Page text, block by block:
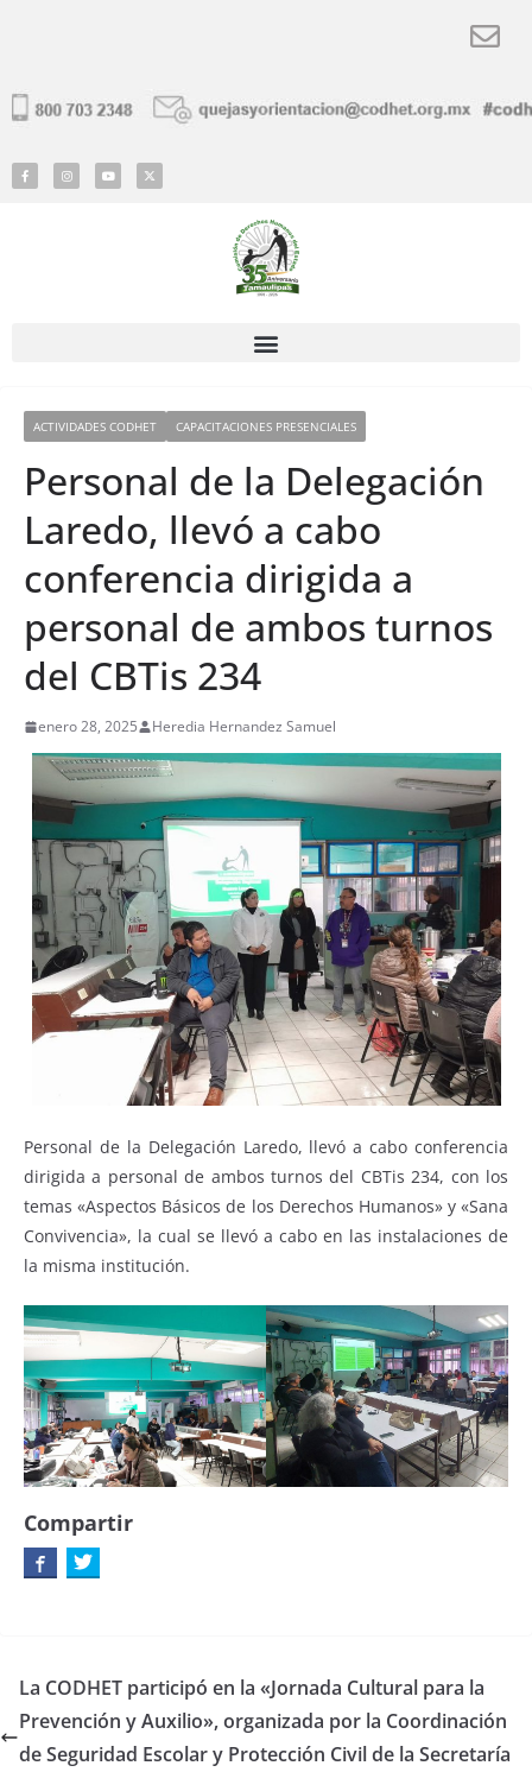
ACTIVIDADES CODHET CAPACITACIONES PRESENCIALES
Personal de la Delegación
Laredo, llevó a cabo
conferencia dirigida a
personal de ambos turnos
del CBTis 234
enero 28, 2025 Heredia Hernandez Samuel
Personal de la Delegación Laredo, llevó a cabo conferencia
dirigida a personal de ambos turnos del CBTis 234, con los
temas «Aspectos Básicos de los Derechos Humanos» y «Sana
Convivencia», la cual se llevó a cabo en las instalaciones de
la misma institución.
Compartir
La CODHET participó en la «Jornada Cultural para la
Prevención y Auxilio», organizada por la Coordinación
de Seguridad Escolar y Protección Civil de la Secretaría